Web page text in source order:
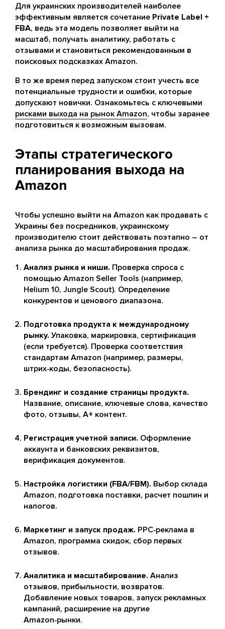
Для украинских производителей наиболее
эффективным является сочетание Private Label +
FBA, ведь эта модель позволяет выйти на
масштаб, получать аналитику, работать с
отзывами и становиться рекомендованным в
поисковых подсказках Amazon.
В то же время перед запуском стоит учесть все
потенциальные трудности и ошибки, которые
допускают новички. Ознакомьтесь с ключевыми
рисками выхода на рынок Amazon, чтобы заранее
подготовиться к возможным вызовам.
Этапы стратегического
планирования выхода на
Amazon
Чтобы успешно выйти на Amazon как продавать с
Украины без посредников, украинскому
производителю стоит действовать поэтапно – от
анализа рынка до масштабирования продаж.
Анализ рынка и ниши. Проверка спроса с
помощью Amazon Seller Tools (например,
Helium 10, Jungle Scout). Определение
конкурентов и ценового диапазона.
Подготовка продукта к международному
рынку. Упаковка, маркировка, сертификация
(если требуется). Проверка соответствия
стандартам Amazon (например, размеры,
штрих‑коды, безопасность).
Брендинг и создание страницы продукта.
Название, описание, ключевые слова, качество
фото, отзывы, A+ контент.
Регистрация учетной записи. Оформление
аккаунта и банковских реквизитов,
верификация документов.
Настройка логистики (FBA/FBM). Выбор склада
Amazon, подготовка поставки, расчет пошлин и
налогов.
Маркетинг и запуск продаж. PPC‑реклама в
Amazon, программа скидок, сбор первых
отзывов.
Аналитика и масштабирование. Анализ
отзывов, прибыльности, возвратов.
Добавление новых товаров, запуск рекламных
кампаний, расширение на другие
Amazon‑рынки.